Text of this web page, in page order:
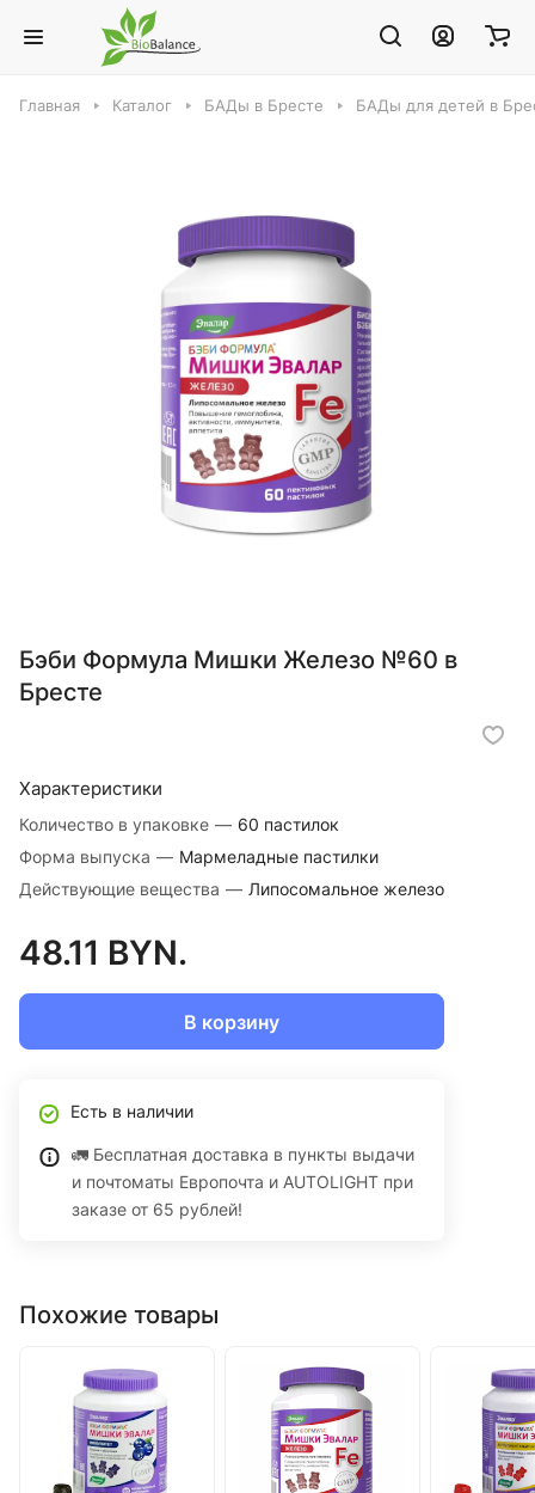
Главная Каталог БАДы в Бресте БАДы для детей в
Бэби Формула Мишки Железо №60 в
Бресте
Характеристики
Количество в упаковке — 60 пастилок
Форма выпуска — Мармеладные пастилки
Действующие вещества — Липосомальное железо
48.11 BYN.
В корзину
Есть в наличии
🚛 Бесплатная доставка в пункты выдачи
и почтоматы Европочта и AUTOLIGHT при
заказе от 65 рублей!
Похожие товары